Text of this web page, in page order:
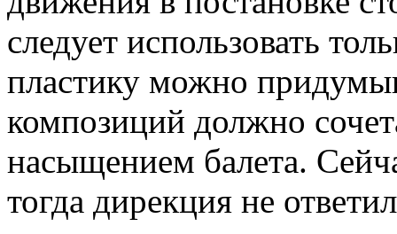
следует использовать
пластику можно
композиций должно
насыщением балета.
тогда дирекция не